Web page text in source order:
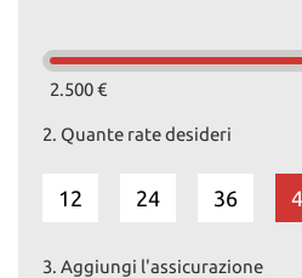
2.500 €
2. Quante rate desideri
12 24 36
3. Aggiungi l'assicurazione